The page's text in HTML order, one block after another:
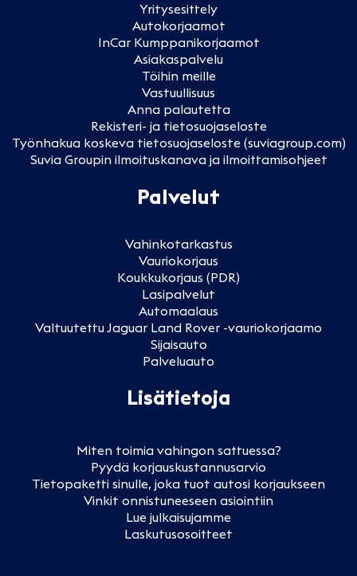
Yritysesittely
Autokorjaamot
InCar Kumppanikorjaamot
Asiakaspalvelu
Töihin meille
Vastuullisuus
Anna palautetta
Rekisteri- ja tietosuojaseloste
Työnhakua koskeva tietosuojaseloste (suviagroup.com)
Suvia Groupin ilmoituskanava ja ilmoittamisohjeet
Palvelut
Vahinkotarkastus
Vauriokorjaus
Koukkukorjaus (PDR)
Lasipalvelut
Automaalaus
Valtuutettu Jaguar Land Rover -vauriokorjaamo
Sijaisauto
Palveluauto
Lisätietoja
Miten toimia vahingon sattuessa?
Pyydä korjauskustannusarvio
Tietopaketti sinulle, joka tuot autosi korjaukseen
Vinkit onnistuneeseen asiointiin
Lue julkaisujamme
Laskutusosoitteet